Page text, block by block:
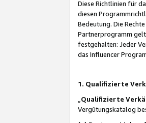
Diese Richtlinien für
diesen
Bedeutung. Die
Partnerprogramm
festgehalten: Jeder
das Influencer
1. Qualifizierte
Qualifizierte
Vergütungskatalog